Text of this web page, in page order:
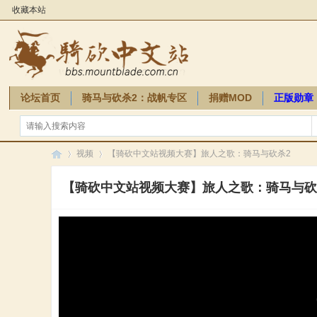
收藏本站
论坛首页 骑马与砍杀2：战帆专区 捐赠MOD 正版勋章
骑砍周边
骑 »
视频
»
【骑砍中文站视频大赛】旅人之歌：骑马与砍杀2
【骑砍中文站视频大赛】旅人之歌：骑马与